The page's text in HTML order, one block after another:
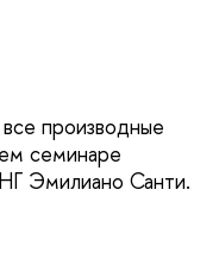
производные
семинаре
Эмилиано Санти.